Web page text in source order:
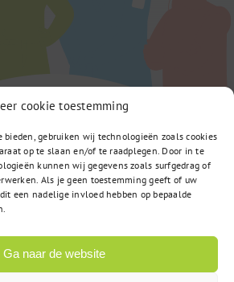
cookie toestemming
bieden, gebruiken wij technologieën zoals cookies
op te slaan en/of te raadplegen. Door in te
kunnen wij gegevens zoals surfgedrag of
Als je geen toestemming geeft of uw
een nadelige invloed hebben op bepaalde
Ga naar de website
22
Utrecht